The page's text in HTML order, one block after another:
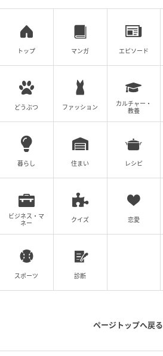
出典：and ST
トップ マンガ エピソード
どうぶつ ファッション
カルチャー・
教養
暮らし 住まい レシピ
ビジネス・マ
ネー
クイズ 恋愛
スポーツ 診断
ページトップへ戻る